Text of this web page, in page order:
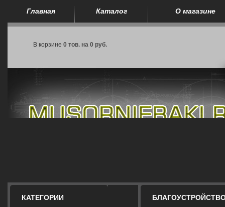
Главная Каталог О магазине
В корзине 0 тов. на 0 руб.
КАТЕГОРИИ